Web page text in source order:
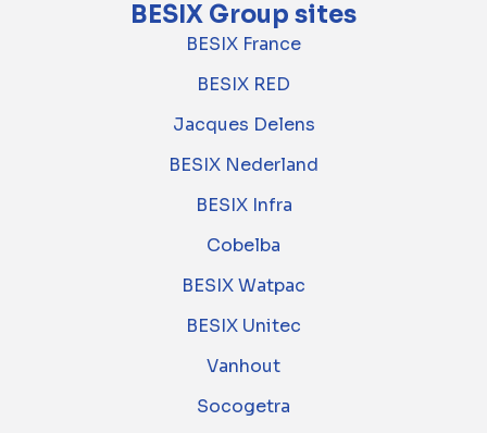
BESIX Group sites
BESIX France
BESIX RED
Jacques Delens
BESIX Nederland
BESIX Infra
Cobelba
BESIX Watpac
BESIX Unitec
Vanhout
Socogetra